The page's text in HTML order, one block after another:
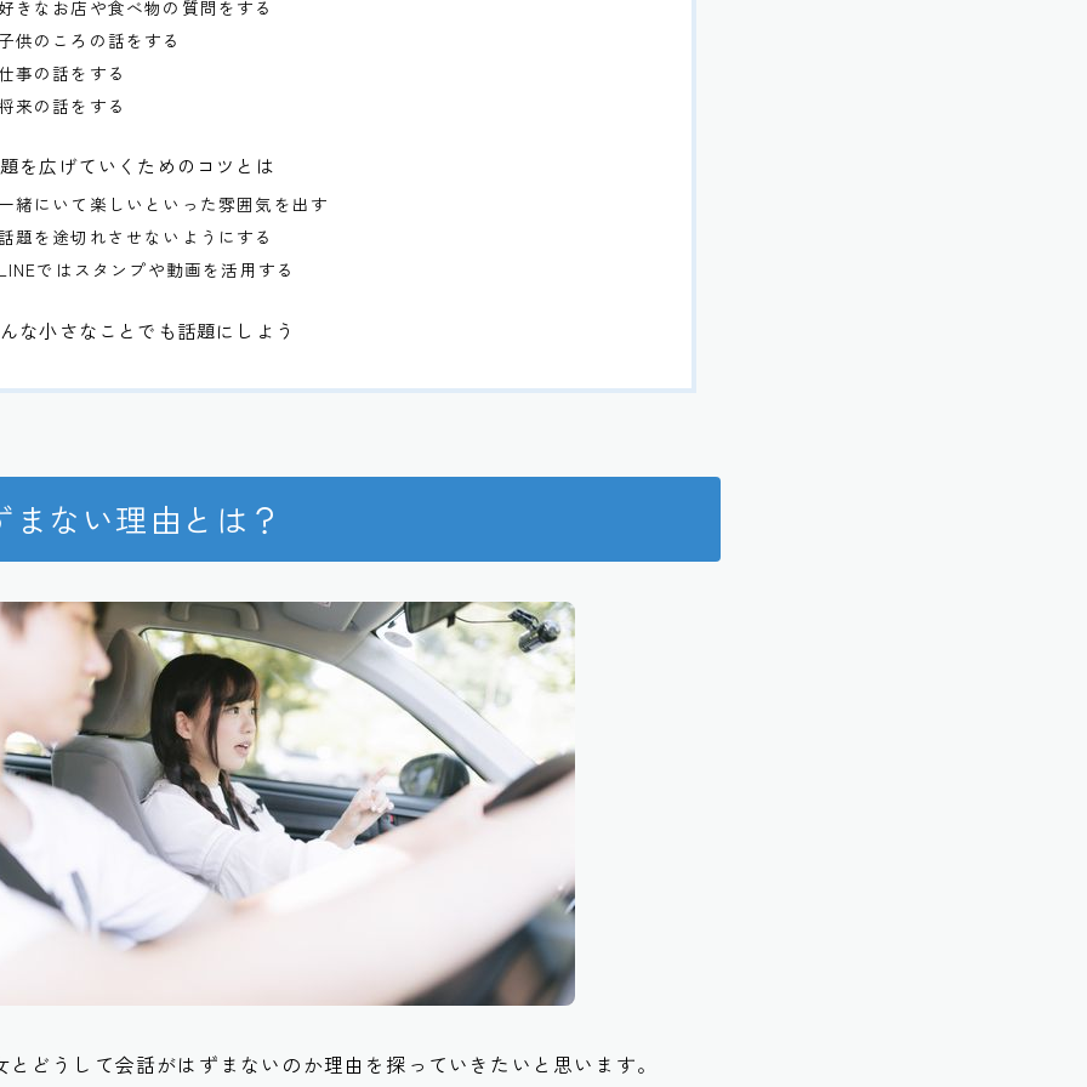
きなお店や食べ物の質問をする
供のころの話をする
事の話をする
来の話をする
を広げていくためのコツとは
緒にいて楽しいといった雰囲気を出す
題を途切れさせないようにする
ではスタンプや動画を活用する
な小さなことでも話題にしよう
ない理由とは？
どうして会話がはずまないのか理由を探っていきたいと思います。